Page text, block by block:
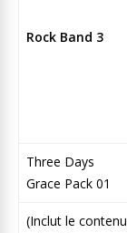
Rock Band 3
Three Days
Grace Pack 01
(Inclut le contenu